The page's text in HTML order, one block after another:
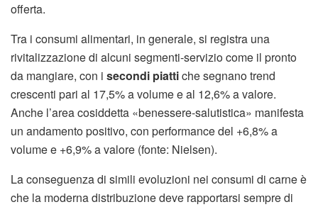
offerta.
Tra i consumi alimentari, in generale, si registra una
rivitalizzazione di alcuni segmenti-servizio come il pronto
da mangiare, con i secondi piattiche segnano trend
crescenti pari al 17,5% a volume e al 12,6% a valore.
Anche l’area cosiddetta «benessere-salutistica» manifesta
un andamento positivo, con performance del +6,8% a
volume e +6,9% a valore (fonte: Nielsen).
La conseguenza di simili evoluzioni nei consumi di carne è
che la moderna distribuzione deve rapportarsi sempre di